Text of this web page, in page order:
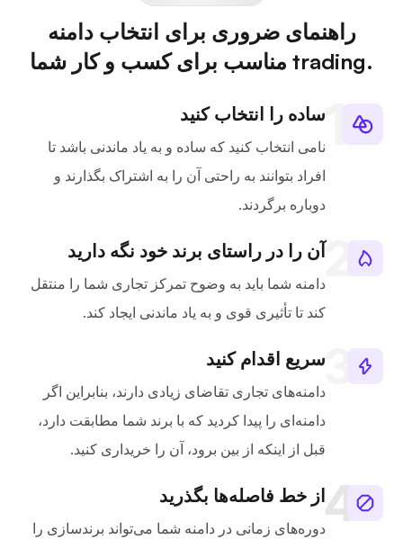
راهنمای ضروری برای انتخاب دامنه
.trading مناسب برای کسب و کار شما
ساده را انتخاب کنید
نامی انتخاب کنید که ساده و به یاد ماندنی باشد تا
افراد بتوانند به راحتی آن را به اشتراک بگذارند و
دوباره برگردند.
آن را در راستای برند خود نگه دارید
دامنه شما باید به وضوح تمرکز تجاری شما را منتقل
کند تا تأثیری قوی و به یاد ماندنی ایجاد کند.
سریع اقدام کنید
دامنه‌های تجاری تقاضای زیادی دارند، بنابراین اگر
دامنه‌ای را پیدا کردید که با برند شما مطابقت دارد،
قبل از اینکه از بین برود، آن را خریداری کنید.
از خط فاصله‌ها بگذرید
دوره‌های زمانی در دامنه شما می‌تواند برندسازی را